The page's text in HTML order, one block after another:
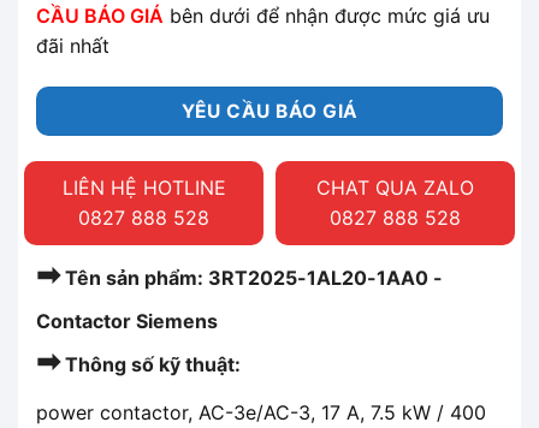
CẦU BÁO GIÁ bên dưới để nhận được mức giá ưu
đãi nhất
YÊU CẦU BÁO GIÁ
LIÊN HỆ HOTLINE
0827 888 528
CHAT QUA ZALO
0827 888 528
➡Tên sản phẩm: 3RT2025-1AL20-1AA0 -
Contactor Siemens
➡Thông số kỹ thuật:
power contactor, AC-3e/AC-3, 17 A, 7.5 kW / 400